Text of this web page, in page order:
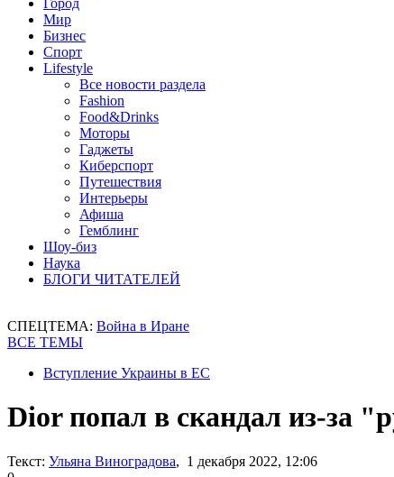
Город
Мир
Бизнес
Спорт
Lifestyle
Все новости раздела
Fashion
Food&Drinks
Моторы
Гаджеты
Киберспорт
Путешествия
Интерьеры
Афиша
Гемблинг
Шоу-биз
Наука
БЛОГИ ЧИТАТЕЛЕЙ
СПЕЦТЕМА: Война в Иране
ВСЕ ТЕМЫ
Вступление Украины в ЕС
Dior попал в скандал из-за
Текст: Ульяна Виноградова, 1 декабря 2022, 12:06